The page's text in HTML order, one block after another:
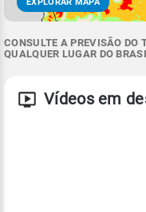
EXPLORAR MAPA
CONSULTE A PREVISÃO DO
QUALQUER LUGAR DO
Vídeos em